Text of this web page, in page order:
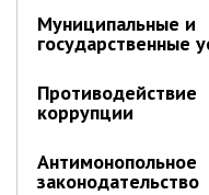
Отдел
развития
объектов
Муниципальные и
государственные
Противодействие
коррупции
Антимонопольное
законодательство